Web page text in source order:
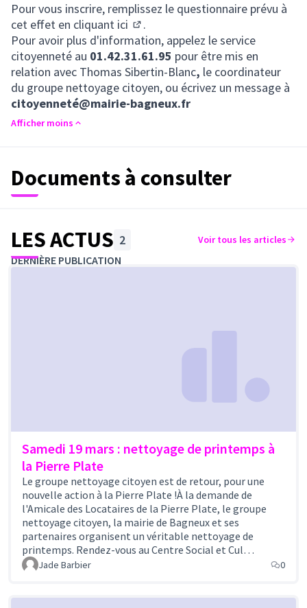
Pour vous inscrire, remplissez le questionnaire prévu à
cet effet en cliquant ici
(S'ouvre dans un nouvel onglet)
.
Pour avoir plus d'information, appelez le service
citoyenneté au 01.42.31.61.95 pour être mis en
relation avec Thomas Sibertin-Blanc, le coordinateur
du groupe nettoyage citoyen, ou écrivez un message à
citoyenneté@mairie-bagneux.fr
Afficher moins
Documents à consulter
LES ACTUS 2 Voir tous les articles
DERNIÈRE PUBLICATION
Samedi 19 mars : nettoyage de printemps à
la Pierre Plate
Le groupe nettoyage citoyen est de retour, pour une
nouvelle action à la Pierre Plate !À la demande de
l'Amicale des Locataires de la Pierre Plate, le groupe
nettoyage citoyen, la mairie de Bagneux et ses
partenaires organisent un véritable nettoyage de
printemps. Rendez-vous au Centre Social et Cul…
Jade Barbier 0